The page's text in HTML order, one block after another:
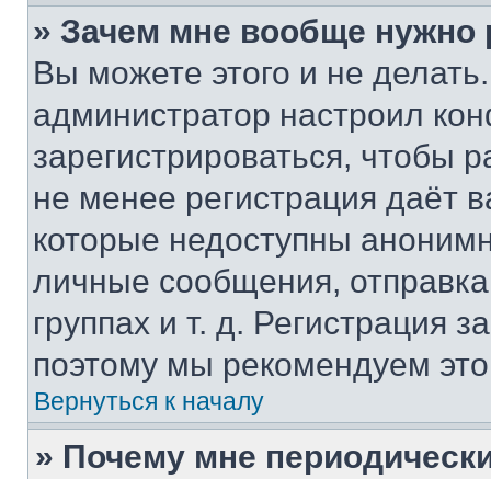
» Зачем мне вообще нужно
Вы можете этого и не
администратор настроил
зарегистрироваться, чтобы
не менее регистрация даёт
которые недоступны
личные сообщения,
группах и т. д. Регистрация
поэтому мы рекомендуем
Вернуться к началу
» Почему мне